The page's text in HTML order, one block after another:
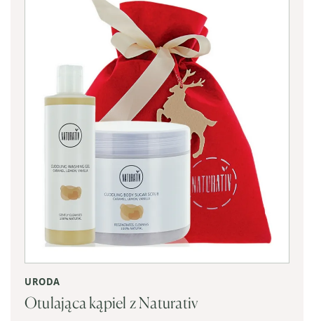
URODA
Otulająca kąpiel z Naturativ